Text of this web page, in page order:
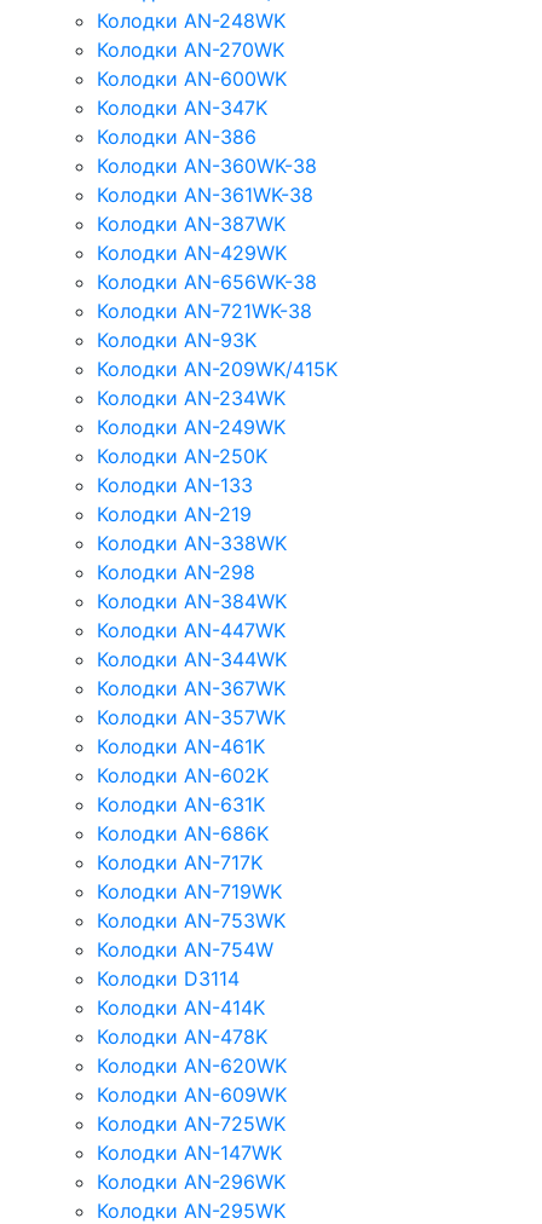
Колодки AN-248WK
Колодки AN-270WK
Колодки AN-600WK
Колодки AN-347K
Колодки AN-386
Колодки AN-360WK-38
Колодки AN-361WK-38
Колодки AN-387WK
Колодки AN-429WK
Колодки AN-656WK-38
Колодки AN-721WK-38
Колодки AN-93K
Колодки AN-209WK/415K
Колодки AN-234WK
Колодки AN-249WK
Колодки AN-250K
Колодки AN-133
Колодки AN-219
Колодки AN-338WK
Колодки AN-298
Колодки AN-384WK
Колодки AN-447WK
Колодки AN-344WK
Колодки AN-367WK
Колодки AN-357WK
Колодки AN-461K
Колодки AN-602K
Колодки AN-631K
Колодки AN-686K
Колодки AN-717K
Колодки AN-719WK
Колодки AN-753WK
Колодки AN-754W
Колодки D3114
Колодки AN-414K
Колодки AN-478K
Колодки AN-620WK
Колодки AN-609WK
Колодки AN-725WK
Колодки AN-147WK
Колодки AN-296WK
Колодки AN-295WK